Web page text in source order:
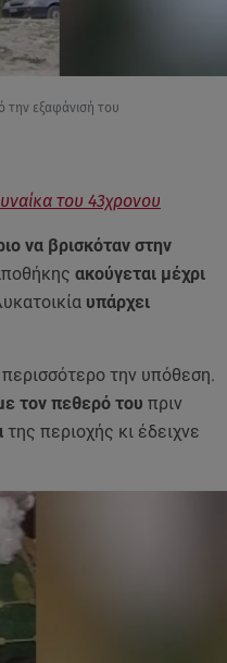
την εξαφάνισή του
του 43χρονου
να βρισκόταν στην
ακούγεται μέχρι
υπάρχει
την υπόθεση.
τον πεθερό του πριν
της περιοχής κι έδειχνε